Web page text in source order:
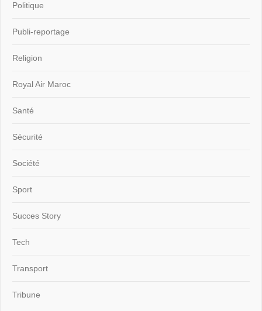
Politique
Publi-reportage
Religion
Royal Air Maroc
Santé
Sécurité
Société
Sport
Succes Story
Tech
Transport
Tribune